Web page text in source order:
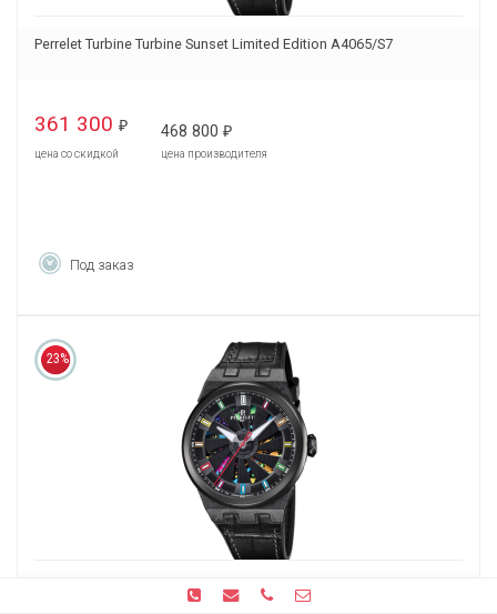
Perrelet Turbine Turbine Sunset Limited Edition A4065/S7
361 300 ₽
цена со скидкой
468 800 ₽
цена производителя
Под заказ
23%
Perrelet Turbine Splash A8003/2